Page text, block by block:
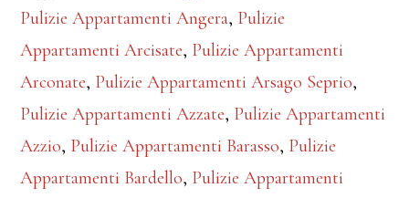
Pulizie Appartamenti Angera, Pulizie
Appartamenti Arcisate, Pulizie Appartamenti
Arconate, Pulizie Appartamenti Arsago Seprio,
Pulizie Appartamenti Azzate, Pulizie Appartamenti
Azzio, Pulizie Appartamenti Barasso, Pulizie
Appartamenti Bardello, Pulizie Appartamenti